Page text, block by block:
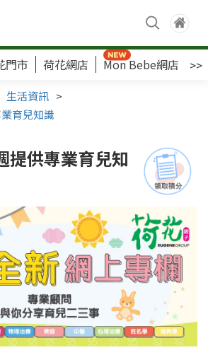
門市 荷花網店 Mon Bebe網店 >>
生活資訊 >
育兒知識
提供專業育兒知